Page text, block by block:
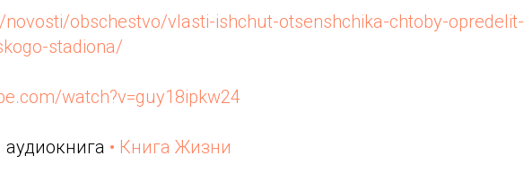
obschestvo/vlasti-ishchut-otsenshchika-chtoby-opredelit-
stadiona/
watch?v=guy18ipkw24
• Книга Жизни